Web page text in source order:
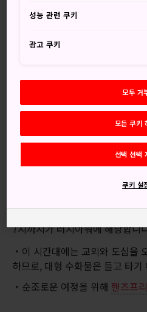
일본 전철은 운행 시
요?
전철 시간과 막차 시간을 확인
Google 지도와 NAVITIME,
Navitime 등 다양한 앱을 활용
전철역 전광판과 철도 회사 홈
통근 전철의 러시아워
평일 오전 7시 30분에서 9시까
7시까지가 러시아워에 해당합니
이 시간대에는 교외와 도심을
하므로, 대형 수화물은 들고 타기
순조로운 여정을 위해 핸즈프
성능 관련 쿠키
광고 쿠키
모두 거
모든 쿠키
선택 선택
쿠키 설